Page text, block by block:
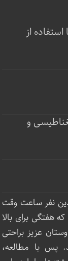
از
و
نفر ساعت‌ وقت
هفتگی برای بالا
عزیز براحتی
پس با مطالعه،